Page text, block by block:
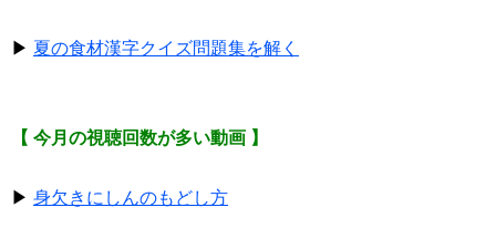
▶ 夏の食材漢字クイズ問題集を解く
【 今月の視聴回数が多い動画 】
▶ 身欠きにしんのもどし方